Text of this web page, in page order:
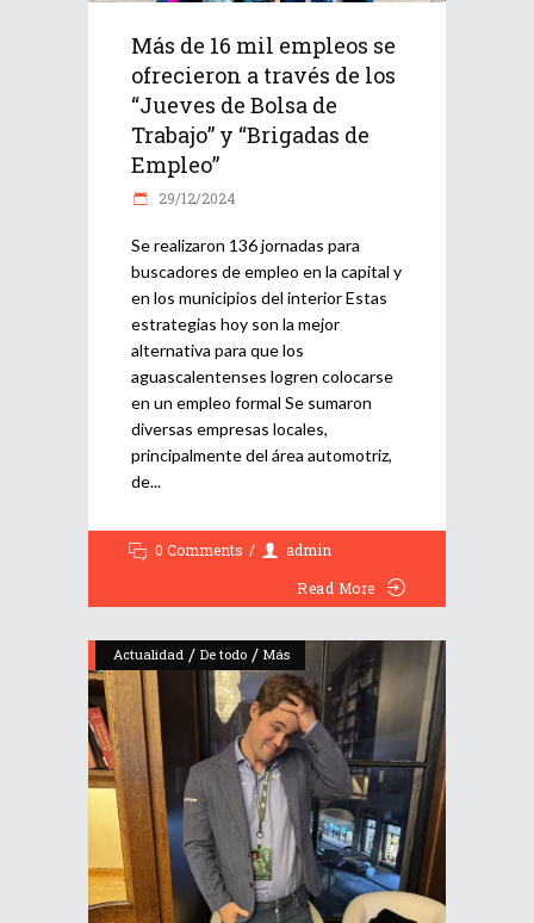
Más de 16 mil empleos se
ofrecieron a través de los
“Jueves de Bolsa de
Trabajo” y “Brigadas de
Empleo”
29/12/2024
Se realizaron 136 jornadas para
buscadores de empleo en la capital y
en los municipios del interior Estas
estrategias hoy son la mejor
alternativa para que los
aguascalentenses logren colocarse
en un empleo formal Se sumaron
diversas empresas locales,
principalmente del área automotriz,
de
0 Comments
admin
Read More
Actualidad / De todo / Más